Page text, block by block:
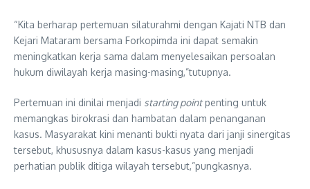
“Kita berharap pertemuan silaturahmi dengan Kajati NTB dan
Kejari Mataram bersama Forkopimda ini dapat semakin
meningkatkan kerja sama dalam menyelesaikan persoalan
hukum diwilayah kerja masing-masing,”tutupnya.
Pertemuan ini dinilai menjadi starting pointpenting untuk
memangkas birokrasi dan hambatan dalam penanganan
kasus. Masyarakat kini menanti bukti nyata dari janji sinergitas
tersebut, khususnya dalam kasus-kasus yang menjadi
perhatian publik ditiga wilayah tersebut,”pungkasnya.